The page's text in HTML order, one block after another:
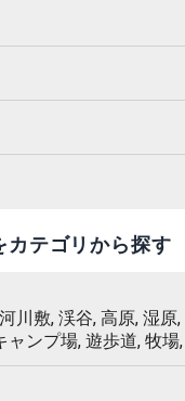
カテゴリから探す
川敷, 渓谷, 高原, 湿
ャンプ場, 遊歩道, 牧